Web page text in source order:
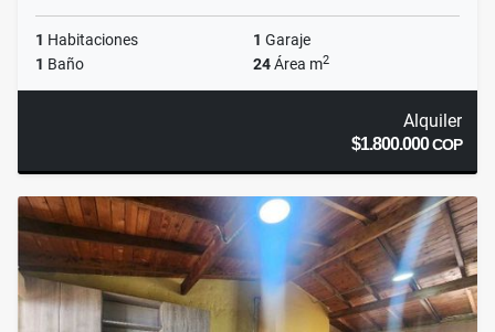
1 Habitaciones 1 Garaje
1 Baño 24Área m2
Alquiler
$1.800.000COP